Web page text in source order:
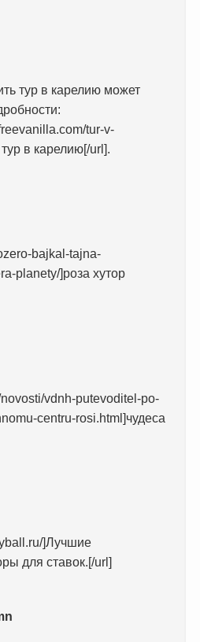
тур в карелию может
tur-v-
в карелию[/url].
bajkal-tajna-
planety/]роза хутор
vdnh-putevoditel-po-
centru-rosi.html]чудеса
]Лучшие
для ставок.[/url]